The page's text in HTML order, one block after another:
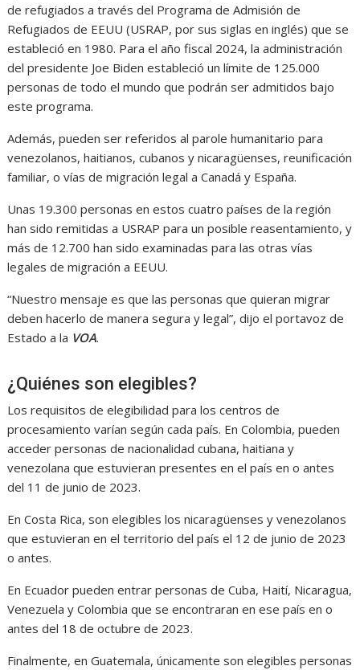
de refugiados a través del Programa de Admisión de
Refugiados de EEUU (USRAP, por sus siglas en inglés) que se
estableció en 1980. Para el año fiscal 2024, la administración
del presidente Joe Biden estableció un límite de 125.000
personas de todo el mundo que podrán ser admitidos bajo
este programa.
Además, pueden ser referidos al parole humanitario para
venezolanos, haitianos, cubanos y nicaragüenses, reunificación
familiar, o vías de migración legal a Canadá y España.
Unas 19.300 personas en estos cuatro países de la región
han sido remitidas a USRAP para un posible reasentamiento, y
más de 12.700 han sido examinadas para las otras vías
legales de migración a EEUU.
“Nuestro mensaje es que las personas que quieran migrar
deben hacerlo de manera segura y legal”, dijo el portavoz de
Estado a la VOA.
¿Quiénes son elegibles?
Los requisitos de elegibilidad para los centros de
procesamiento varían según cada país. En Colombia, pueden
acceder personas de nacionalidad cubana, haitiana y
venezolana que estuvieran presentes en el país en o antes
del 11 de junio de 2023.
En Costa Rica, son elegibles los nicaragüenses y venezolanos
que estuvieran en el territorio del país el 12 de junio de 2023
o antes.
En Ecuador pueden entrar personas de Cuba, Haití, Nicaragua,
Venezuela y Colombia que se encontraran en ese país en o
antes del 18 de octubre de 2023.
Finalmente, en Guatemala, únicamente son elegibles personas